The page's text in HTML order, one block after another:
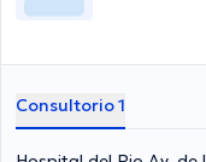
Consultorio 1